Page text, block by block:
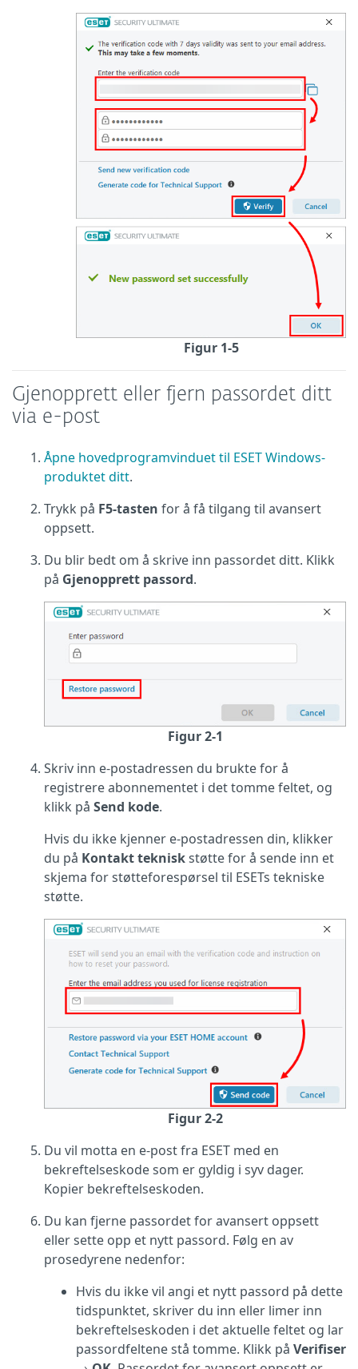
Figur 1-5
Gjenopprett eller fjern passordet ditt
via e-post
Åpne hovedprogramvinduet til ESET Windows-
produktet ditt.
Trykk på F5-tasten for å få tilgang til avansert
oppsett.
Du blir bedt om å skrive inn passordet ditt. Klikk
på Gjenopprett passord.
Figur 2-1
Skriv inn e-postadressen du brukte for å
registrere abonnementet i det tomme feltet, og
klikk på Send kode.
Hvis du ikke kjenner e-postadressen din, klikker
du på Kontakt tekniskstøtte for å sende inn et
skjema for støtteforespørsel til ESETs tekniske
støtte.
Figur 2-2
Du vil motta en e-post fra ESET med en
bekreftelseskode som er gyldig i syv dager.
Kopier bekreftelseskoden.
Du kan fjerne passordet for avansert oppsett
eller sette opp et nytt passord. Følg en av
prosedyrene nedenfor:
Hvis du ikke vil angi et nytt passord på dette
tidspunktet, skriver du inn eller limer inn
bekreftelseskoden i det aktuelle feltet og lar
passordfeltene stå tomme. Klikk på Verifiser